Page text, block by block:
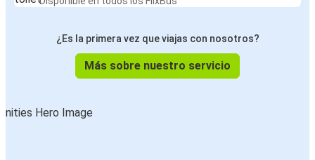
¿Es la primera vez que viajas con nosotros?
Más sobre nuestro servicio